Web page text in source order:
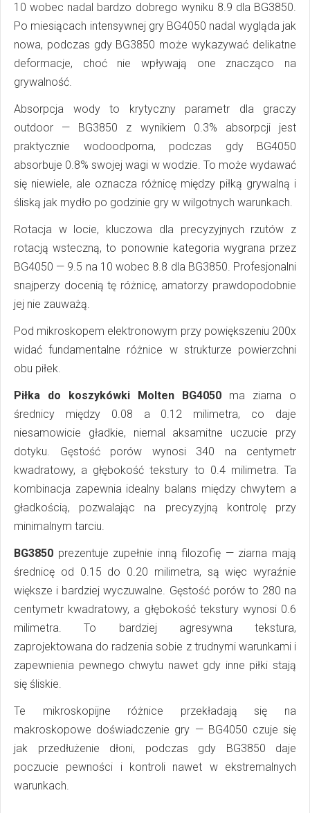
10 wobec nadal bardzo dobrego wyniku 8.9 dla BG3850.
Po miesiącach intensywnej gry BG4050 nadal wygląda jak
nowa, podczas gdy BG3850 może wykazywać delikatne
deformacje, choć nie wpływają one znacząco na
grywalność.
Absorpcja wody to krytyczny parametr dla graczy
outdoor — BG3850 z wynikiem 0.3% absorpcji jest
praktycznie wodoodporna, podczas gdy BG4050
absorbuje 0.8% swojej wagi w wodzie. To może wydawać
się niewiele, ale oznacza różnicę między piłką grywalną i
śliską jak mydło po godzinie gry w wilgotnych warunkach.
Rotacja w locie, kluczowa dla precyzyjnych rzutów z
rotacją wsteczną, to ponownie kategoria wygrana przez
BG4050 — 9.5 na 10 wobec 8.8 dla BG3850. Profesjonalni
snajperzy docenią tę różnicę, amatorzy prawdopodobnie
jej nie zauważą.
Pod mikroskopem elektronowym przy powiększeniu 200x
widać fundamentalne różnice w strukturze powierzchni
obu piłek.
Piłka do koszykówki Molten BG4050 ma ziarna o
średnicy między 0.08 a 0.12 milimetra, co daje
niesamowicie gładkie, niemal aksamitne uczucie przy
dotyku. Gęstość porów wynosi 340 na centymetr
kwadratowy, a głębokość tekstury to 0.4 milimetra. Ta
kombinacja zapewnia idealny balans między chwytem a
gładkością, pozwalając na precyzyjną kontrolę przy
minimalnym tarciu.
BG3850 prezentuje zupełnie inną filozofię — ziarna mają
średnicę od 0.15 do 0.20 milimetra, są więc wyraźnie
większe i bardziej wyczuwalne. Gęstość porów to 280 na
centymetr kwadratowy, a głębokość tekstury wynosi 0.6
milimetra. To bardziej agresywna tekstura,
zaprojektowana do radzenia sobie z trudnymi warunkami i
zapewnienia pewnego chwytu nawet gdy inne piłki stają
się śliskie.
Te mikroskopijne różnice przekładają się na
makroskopowe doświadczenie gry — BG4050 czuje się
jak przedłużenie dłoni, podczas gdy BG3850 daje
poczucie pewności i kontroli nawet w ekstremalnych
warunkach.